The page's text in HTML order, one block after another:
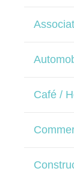
Café /